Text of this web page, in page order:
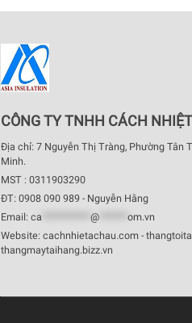
CÔNG TY TNHH CÁCH
Địa chỉ: 7 Nguyễn Thị Tràng, Phường Tân
Minh.
MST : 0311903290
ĐT: 0908 090 989 - Nguyễn Hằng
Email: ca @
om.vn
Website: cachnhietachau.com -
thangmaytaihang.bizz.vn